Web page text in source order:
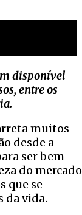
disponível
entre os
muitos
desde a
ser bem-
do mercado
que se
da vida.